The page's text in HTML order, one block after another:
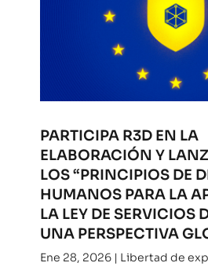
PARTICIPA R3D EN LA
ELABORACIÓN Y
LOS “PRINCIPIOS DE
HUMANOS PARA LA
LA LEY DE SERVICIOS
UNA PERSPECTIVA
Ene 28, 2026| Libertad de